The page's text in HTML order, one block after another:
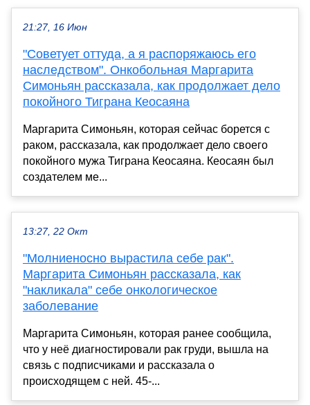
21:27, 16 Июн
"Советует оттуда, а я распоряжаюсь его
наследством". Онкобольная Маргарита
Симоньян рассказала, как продолжает дело
покойного Тиграна Кеосаяна
Маргарита Симоньян, которая сейчас борется с
раком, рассказала, как продолжает дело своего
покойного мужа Тиграна Кеосаяна. Кеосаян был
создателем ме...
13:27, 22 Окт
"Молниеносно вырастила себе рак".
Маргарита Симоньян рассказала, как
"накликала" себе онкологическое
заболевание
Маргарита Симоньян, которая ранее сообщила,
что у неё диагностировали рак груди, вышла на
связь с подписчиками и рассказала о
происходящем с ней. 45-...